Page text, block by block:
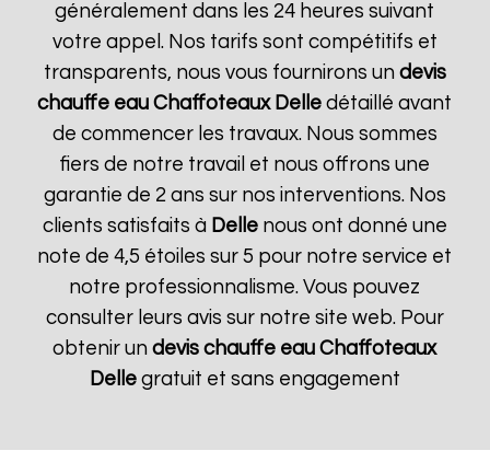
généralement dans les 24 heures suivant
votre appel. Nos tarifs sont compétitifs et
transparents, nous vous fournirons un devis
chauffe eau Chaffoteaux Delle détaillé avant
de commencer les travaux. Nous sommes
fiers de notre travail et nous offrons une
garantie de 2 ans sur nos interventions. Nos
clients satisfaits à Dellenous ont donné une
note de 4,5 étoiles sur 5 pour notre service et
notre professionnalisme. Vous pouvez
consulter leurs avis sur notre site web. Pour
obtenir undevis chauffe eau Chaffoteaux
Dellegratuit et sans engagement